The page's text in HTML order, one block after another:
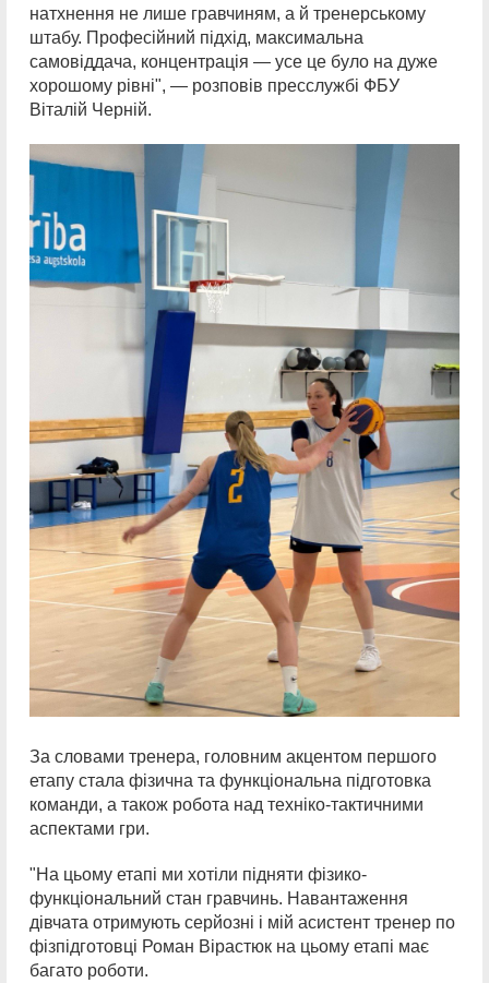
натхнення не лише гравчиням, а й тренерському
штабу. Професійний підхід, максимальна
самовіддача, концентрація — усе це було на дуже
хорошому рівні", — розповів пресслужбі ФБУ
Віталій Черній.
За словами тренера, головним акцентом першого
етапу стала фізична та функціональна підготовка
команди, а також робота над техніко-тактичними
аспектами гри.
"На цьому етапі ми хотіли підняти фізико-
функціональний стан гравчинь. Навантаження
дівчата отримують серйозні і мій асистент тренер по
фізпідготовці Роман Вірастюк на цьому етапі має
багато роботи.